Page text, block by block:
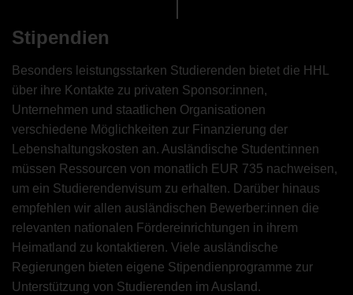
Stipendien
Besonders leistungsstarken Studierenden bietet die HHL
über ihre Kontakte zu privaten Sponsor:innen,
Unternehmen und staatlichen Organisationen
verschiedene Möglichkeiten zur Finanzierung der
Lebenshaltungskosten an. Ausländische Student:innen
müssen Ressourcen von monatlich EUR 735 nachweisen,
um ein Studierendenvisum zu erhalten. Darüber hinaus
empfehlen wir allen ausländischen Bewerber:innen die
relevanten nationalen Fördereinrichtungen in ihrem
Heimatland zu kontaktieren. Viele ausländische
Regierungen bieten eigene Stipendienprogramme zur
Unterstützung von Studierenden im Ausland.